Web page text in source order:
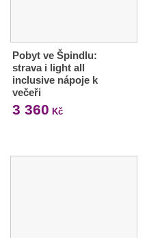
Pobyt ve Špindlu:
strava i light all
inclusive nápoje k
večeři
3 360 Kč